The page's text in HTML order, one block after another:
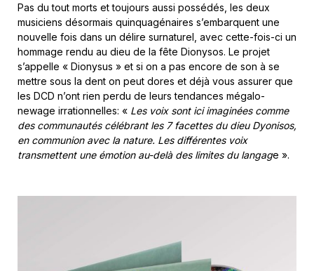
Pas du tout morts et toujours aussi possédés, les deux
musiciens désormais quinquagénaires s’embarquent une
nouvelle fois dans un délire surnaturel, avec cette-fois-ci un
hommage rendu au dieu de la fête Dionysos. Le projet
s’appelle « Dionysus » et si on a pas encore de son à se
mettre sous la dent on peut dores et déjà vous assurer que
les DCD n’ont rien perdu de leurs tendances mégalo-
newage irrationnelles: « Les voix sont ici imaginées comme
des communautés célébrant les 7 facettes du dieu Dyonisos,
en communion avec la nature. Les différentes voix
transmettent une émotion au-delà des limites du langage ».